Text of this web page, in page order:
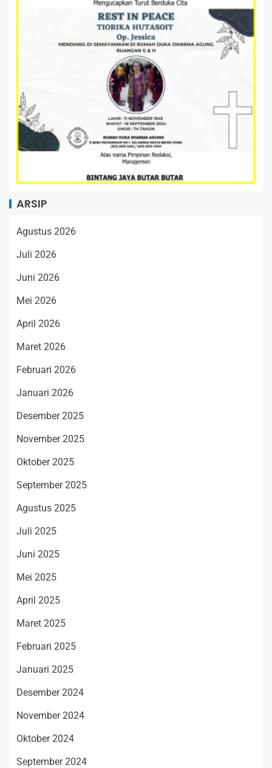
ARSIP
Agustus 2026
Juli 2026
Juni 2026
Mei 2026
April 2026
Maret 2026
Februari 2026
Januari 2026
Desember 2025
November 2025
Oktober 2025
September 2025
Agustus 2025
Juli 2025
Juni 2025
Mei 2025
April 2025
Maret 2025
Februari 2025
Januari 2025
Desember 2024
November 2024
Oktober 2024
September 2024